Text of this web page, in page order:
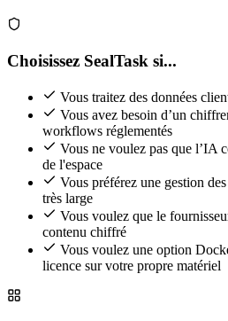
Choisissez SealTask si...
Vous traitez des données
Vous avez besoin d’un
workflows réglementés
Vous ne voulez pas que l’IA
de l'espace
Vous préférez une gestion
très large
Vous voulez que le
contenu chiffré
Vous voulez une option
licence sur votre propre matériel